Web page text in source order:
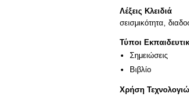
Λέξεις Κλειδιά
σεισμικότητα,
Τύποι
Σημειώσεις
Βιβλίο
Χρήση